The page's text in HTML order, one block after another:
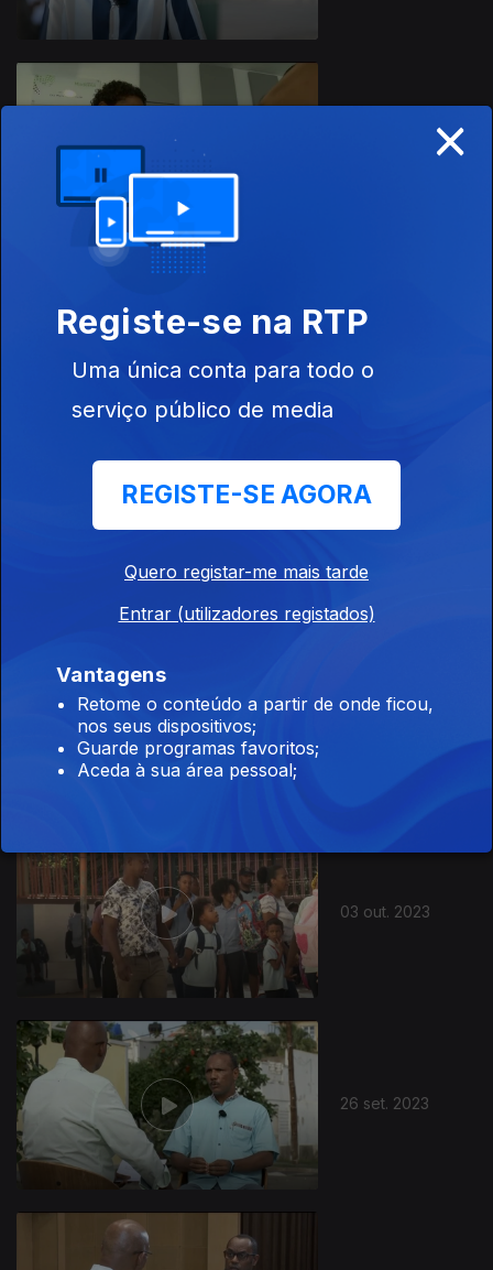
24 out. 2023
17 out. 2023
03 out. 2023
26 set. 2023
×
Registe-se na RTP
Uma única conta para todo o
serviço público de media
REGISTE-SE AGORA
Quero registar-me mais tarde
Entrar (utilizadores registados)
Vantagens
Retome o conteúdo a partir de onde ficou,
nos seus dispositivos;
Guarde programas favoritos;
Aceda à sua área pessoal;